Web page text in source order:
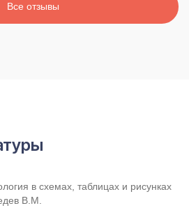
Все отзывы
в схемах, таблицах и рисунках
В.М.